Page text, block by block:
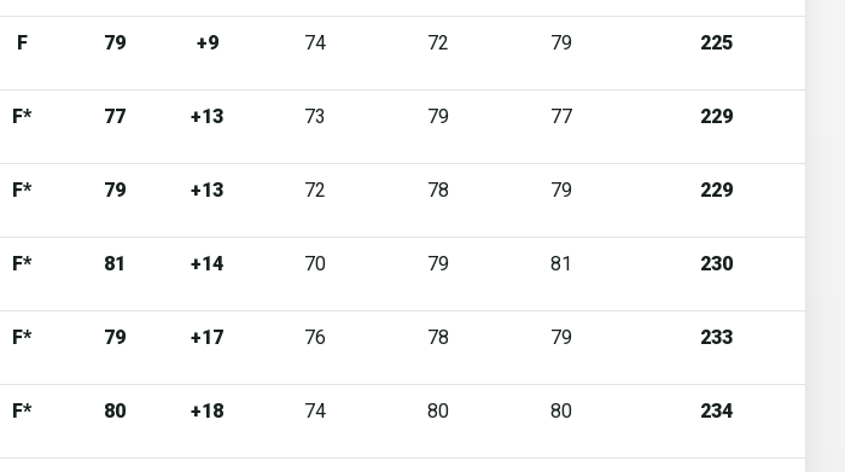
F 79 +9 74 72 79 225
F* 77 +13 73 79 77 229
F* 79 +13 72 78 79 229
F* 81 +14 70 79 81 230
F* 79 +17 76 78 79 233
F* 80 +18 74 80 80 234